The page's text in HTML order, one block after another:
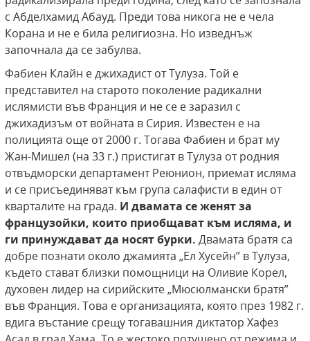
с Абделхамид Абауд. Преди това никога не е чела
Корана и не е била религиозна. Но изведнъж
започнала да се забулва.
Фабиен Клайн е джихадист от Тулуза. Той е
представител на старото поколение радикални
ислямисти във Франция и не се е заразил с
джихадизъм от войната в Сирия. Известен е на
полицията още от 2000 г. Тогава Фабиен и брат му
Жан-Мишел (на 33 г.) пристигат в Тулуза от родния
отвъдморски департамент Реюнион, приемат исляма
и се присъединяват към група салафисти в един от
кварталите на града. И двамата се женят за
французойки, които приобщават към исляма, и
ги принуждават да носят бурки. Двамата братя са
добре познати около джамията „Ел Хусейн” в Тулуза,
където стават близки помощници на Оливие Корел,
духовен лидер на сирийските „Мюсюлмански братя”
във Франция. Това е организацията, която през 1982 г.
вдига въстание срещу тогавашния диктатор Хафез